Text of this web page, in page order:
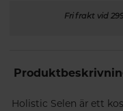
Fri frakt vid
Holistic Selen är ett